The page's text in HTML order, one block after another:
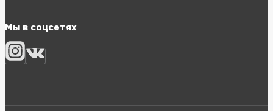
Мы в соцсетях